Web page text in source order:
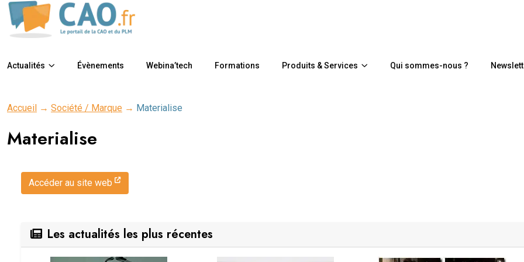
Actualités Évènements Webina’tech Formations Produits & Services Qui sommes-nous ?
Accueil → Société / Marque → Materialise
Materialise
Accéder au site web
Les actualités les plus récentes